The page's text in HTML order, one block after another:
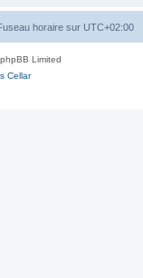
horaire sur UTC+02:00
Limited
Cellar